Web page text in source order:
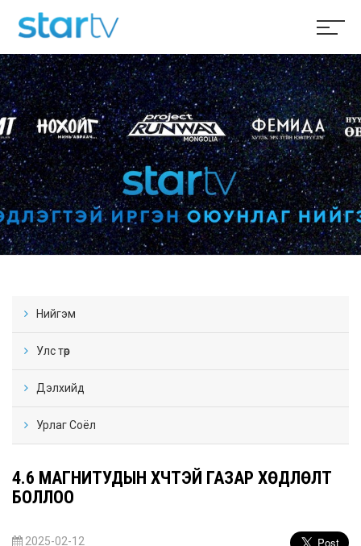
Нийгэм
Улс төр
Дэлхийд
Урлаг Соёл
4.6 МАГНИТУДЫН ХҮЧТЭЙ ГАЗАР ХӨДЛӨЛТ
БОЛЛОО
2025-02-12